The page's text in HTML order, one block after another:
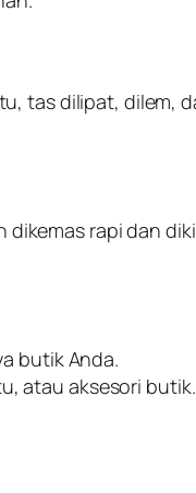
tas dilipat, dilem,
rapi dan
butik Anda.
atau aksesori butik.